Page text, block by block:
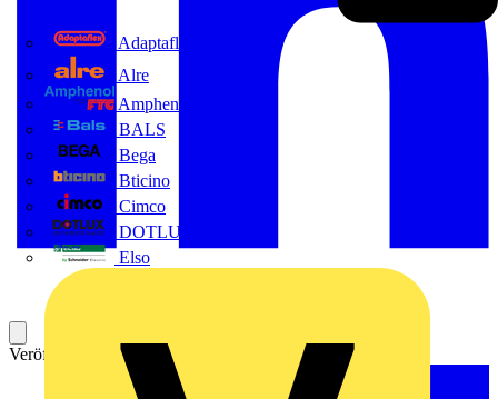
Adaptaflex
Alre
Amphenol FTG
BALS
Bega
Bticino
Cimco
DOTLUX GmbH
Elso
Veröffentlicht: 22. Oktober 2024 Kategorie: Video